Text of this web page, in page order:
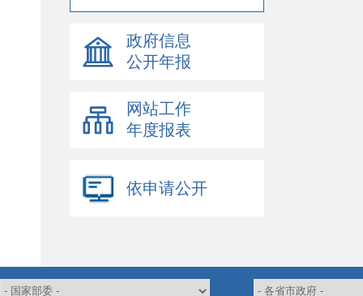
政府信息
公开年报
网站工作
年度报表
依申请公开